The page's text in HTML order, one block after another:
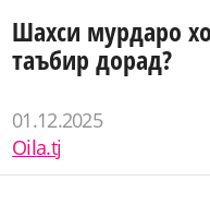
Шахси мурдаро
таъбир дорад?
01.12.2025
Oila.tj